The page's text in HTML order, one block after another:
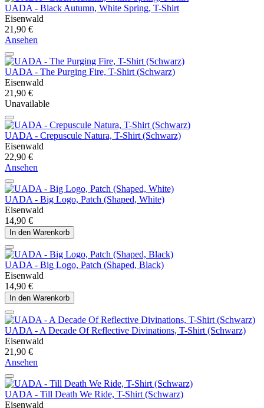
UADA - Black Autumn, White Spring, T-Shirt
Eisenwald
21,90 €
Ansehen
UADA - The Purging Fire, T-Shirt (Schwarz)
Eisenwald
21,90 €
Unavailable
UADA - Crepuscule Natura, T-Shirt (Schwarz)
Eisenwald
22,90 €
Ansehen
UADA - Big Logo, Patch (Shaped, White)
Eisenwald
14,90 €
In den Warenkorb
UADA - Big Logo, Patch (Shaped, Black)
Eisenwald
14,90 €
In den Warenkorb
UADA - A Decade Of Reflective Divinations, T-Shirt (Schwarz)
Eisenwald
21,90 €
Ansehen
UADA - Till Death We Ride, T-Shirt (Schwarz)
Eisenwald